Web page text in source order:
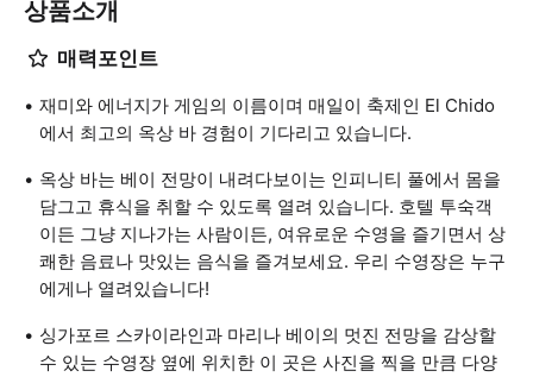
상품소개
매력포인트
재미와 에너지가 게임의 이름이며 매일이 축제인 El Chido
에서 최고의 옥상 바 경험이 기다리고 있습니다.
옥상 바는 베이 전망이 내려다보이는 인피니티 풀에서 몸을
담그고 휴식을 취할 수 있도록 열려 있습니다. 호텔 투숙객
이든 그냥 지나가는 사람이든, 여유로운 수영을 즐기면서 상
쾌한 음료나 맛있는 음식을 즐겨보세요. 우리 수영장은 누구
에게나 열려있습니다!
싱가포르 스카이라인과 마리나 베이의 멋진 전망을 감상할
수 있는 수영장 옆에 위치한 이 곳은 사진을 찍을 만큼 다양